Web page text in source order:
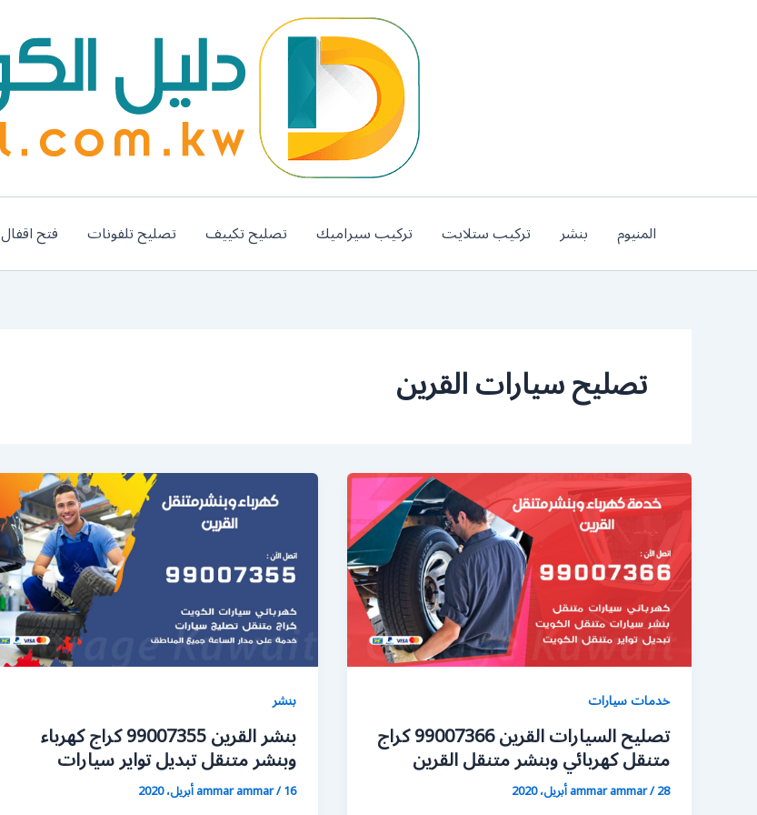
المنيوم بنشر تركيب ستلايت تركيب سيراميك تصليح تكييف تصليح تلفونات فتح اقفال
تصليح سيارات القرين
خدمات سيارات
تصليح السيارات القرين 99007366 كراج
متنقل كهربائي وبنشر متنقل القرين
ammar ammar/28 أبريل، 2020
بنشر
بنشر القرين 99007355 كراج كهرباء
وبنشر متنقل تبديل تواير سيارات
ammar ammar/16 أبريل، 2020